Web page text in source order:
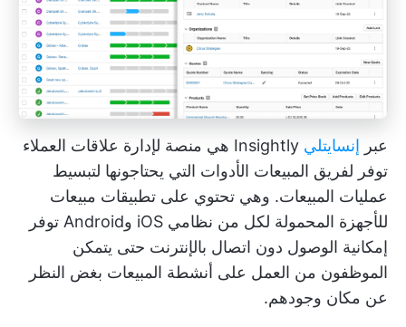
عبر إنسايتلي
Insightly هي منصة لإدارة علاقات العملاء
توفر لفريق المبيعات الأدوات التي يحتاجونها لتبسيط
عمليات المبيعات. وهي تحتوي على تطبيقات مبيعات
للأجهزة المحمولة لكل من نظامي iOS وAndroid توفر
إمكانية الوصول دون اتصال بالإنترنت حتى يتمكن
الموظفون من العمل على أنشطة المبيعات بغض النظر
عن مكان وجودهم.